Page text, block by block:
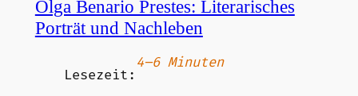
Olga Benario Prestes: Literarisches
Porträt und Nachleben
Lesezeit:
4–6 Minuten